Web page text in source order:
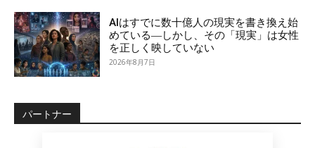
AIはすでに数十億人の現実を書き換え始
めている―しかし、その「現実」は女性
を正しく映していない
2026年8月7日
パートナー